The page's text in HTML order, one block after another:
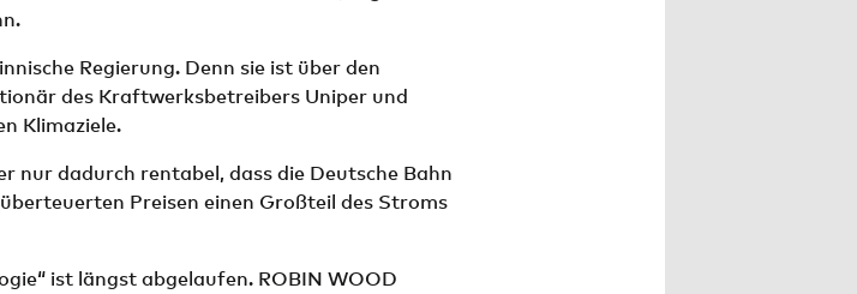
Regierung. Denn sie ist über den
des Kraftwerksbetreibers Uniper und
Klimaziele.
nur dadurch rentabel, dass die Deutsche Bahn
Preisen einen Großteil des Stroms
ist längst abgelaufen. ROBIN WOOD